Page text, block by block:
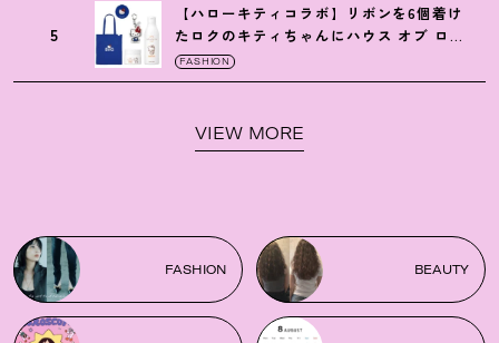
5
【ハローキティコラボ】リボンを6個着け
たロクのキティちゃんにハウス オブ ロー
ゼの限定パケも
FASHION
VIEW MORE
FASHION BEAUTY